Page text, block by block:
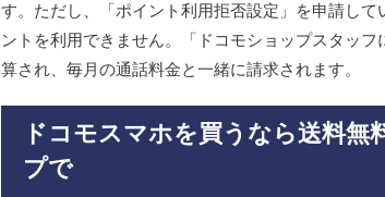
す。ただし、「ポイント利用拒否設定」を申請し
ントを利用できません。「ドコモショップスタッ
算され、毎月の通話料金と一緒に請求されます。
ドコモスマホを買うなら送料
プで